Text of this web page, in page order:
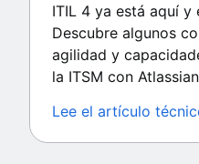
ITIL 4 ya está aquí y
Descubre algunos
agilidad y
la ITSM con
Lee el artículo